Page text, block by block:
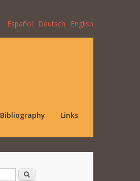
Español Deutsch English
Bibliography Links
Search